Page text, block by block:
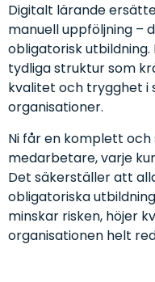
Digitalt lärande
manuell uppföljning –
obligatorisk utbildning.
tydliga struktur som
kvalitet och trygghet i
organisationer.
Ni får en komplett
medarbetare, varje
Det säkerställer att
obligatoriska
minskar risken, höjer
organisationen helt